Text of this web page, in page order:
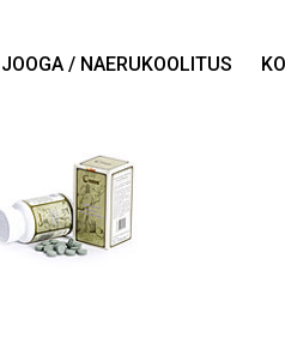
/ NAERUKOOLITUS